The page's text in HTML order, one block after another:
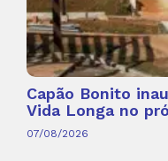
Capão Bonito
Vida Longa no
07/08/2026